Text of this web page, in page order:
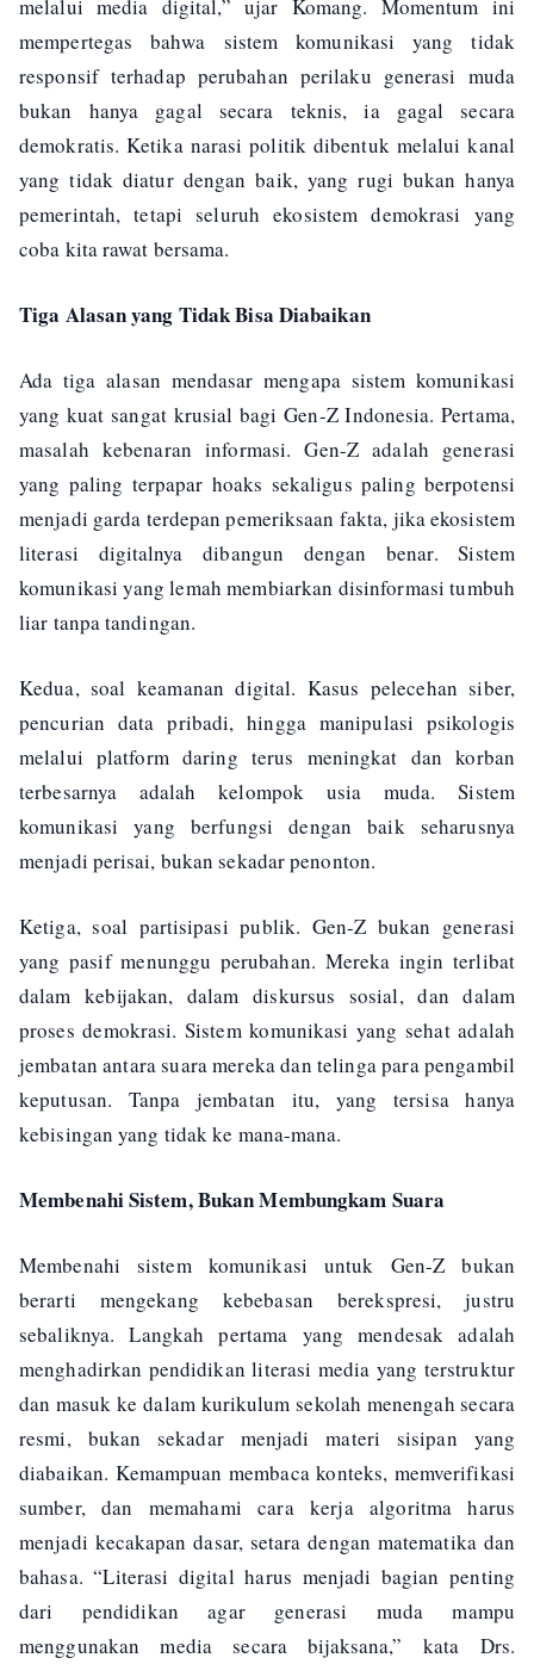
melalui media digital,” ujar Komang. Momentum ini
mempertegas bahwa sistem komunikasi yang tidak
responsif terhadap perubahan perilaku generasi muda
bukan hanya gagal secara teknis, ia gagal secara
demokratis. Ketika narasi politik dibentuk melalui kanal
yang tidak diatur dengan baik, yang rugi bukan hanya
pemerintah, tetapi seluruh ekosistem demokrasi yang
coba kita rawat bersama.
Tiga Alasan yang Tidak Bisa Diabaikan
Ada tiga alasan mendasar mengapa sistem komunikasi
yang kuat sangat krusial bagi Gen-Z Indonesia. Pertama,
masalah kebenaran informasi. Gen-Z adalah generasi
yang paling terpapar hoaks sekaligus paling berpotensi
menjadi garda terdepan pemeriksaan fakta, jika ekosistem
literasi digitalnya dibangun dengan benar. Sistem
komunikasi yang lemah membiarkan disinformasi tumbuh
liar tanpa tandingan.
Kedua, soal keamanan digital. Kasus pelecehan siber,
pencurian data pribadi, hingga manipulasi psikologis
melalui platform daring terus meningkat dan korban
terbesarnya adalah kelompok usia muda. Sistem
komunikasi yang berfungsi dengan baik seharusnya
menjadi perisai, bukan sekadar penonton.
Ketiga, soal partisipasi publik. Gen-Z bukan generasi
yang pasif menunggu perubahan. Mereka ingin terlibat
dalam kebijakan, dalam diskursus sosial, dan dalam
proses demokrasi. Sistem komunikasi yang sehat adalah
jembatan antara suara mereka dan telinga para pengambil
keputusan. Tanpa jembatan itu, yang tersisa hanya
kebisingan yang tidak ke mana-mana.
Membenahi Sistem, Bukan Membungkam Suara
Membenahi sistem komunikasi untuk Gen-Z bukan
berarti mengekang kebebasan berekspresi, justru
sebaliknya. Langkah pertama yang mendesak adalah
menghadirkan pendidikan literasi media yang terstruktur
dan masuk ke dalam kurikulum sekolah menengah secara
resmi, bukan sekadar menjadi materi sisipan yang
diabaikan. Kemampuan membaca konteks, memverifikasi
sumber, dan memahami cara kerja algoritma harus
menjadi kecakapan dasar, setara dengan matematika dan
bahasa. “Literasi digital harus menjadi bagian penting
dari pendidikan agar generasi muda mampu
menggunakan media secara bijaksana,” kata Drs.